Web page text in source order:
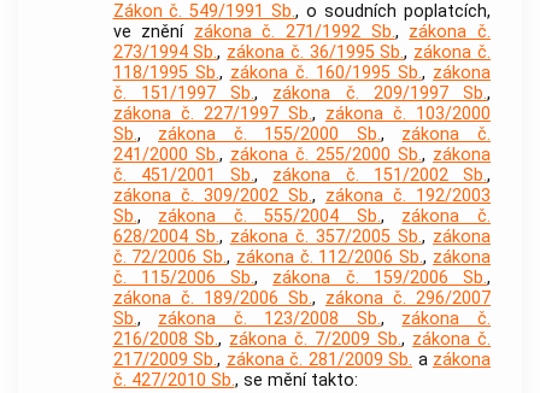
Zákon č. 549/1991 Sb., o soudních poplatcích,
ve znění zákona č. 271/1992 Sb., zákona č.
273/1994 Sb., zákona č. 36/1995 Sb., zákona č.
118/1995 Sb., zákona č. 160/1995 Sb., zákona
č. 151/1997 Sb., zákona č. 209/1997 Sb.,
zákona č. 227/1997 Sb., zákona č. 103/2000
Sb., zákona č. 155/2000 Sb., zákona č.
241/2000 Sb., zákona č. 255/2000 Sb., zákona
č. 451/2001 Sb., zákona č. 151/2002 Sb.,
zákona č. 309/2002 Sb., zákona č. 192/2003
Sb., zákona č. 555/2004 Sb., zákona č.
628/2004 Sb., zákona č. 357/2005 Sb., zákona
č. 72/2006 Sb., zákona č. 112/2006 Sb., zákona
č. 115/2006 Sb., zákona č. 159/2006 Sb.,
zákona č. 189/2006 Sb., zákona č. 296/2007
Sb., zákona č. 123/2008 Sb., zákona č.
216/2008 Sb., zákona č. 7/2009 Sb., zákona č.
217/2009 Sb., zákona č. 281/2009 Sb. a zákona
č. 427/2010 Sb., se mění takto: